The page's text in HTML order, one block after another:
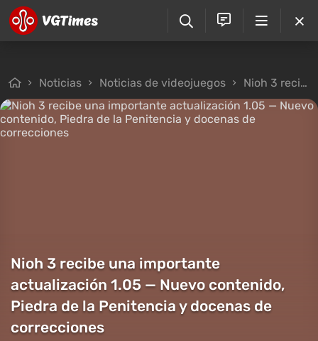
Noticias Noticias de videojuegos Nioh 3 recibe una importante actualización 1.05 — Nuevo contenido, Piedra de la Penitencia y docenas de correcciones
Nioh 3 recibe una importante
actualización 1.05 — Nuevo contenido,
Piedra de la Penitencia y docenas de
correcciones